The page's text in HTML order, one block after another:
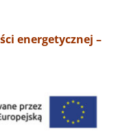
energetycznej –